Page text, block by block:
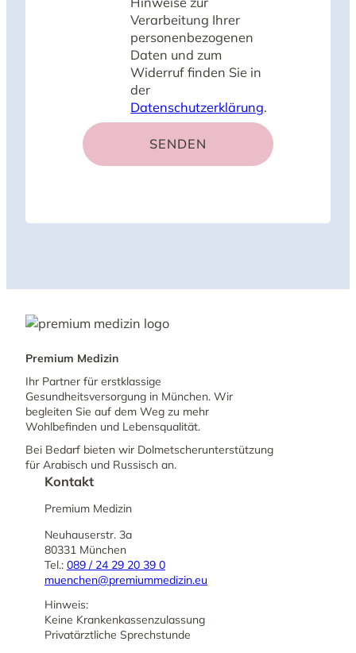
Verarbeitung Ihrer
personenbezogenen
Daten und zum
Widerruf finden Sie in
der
Datenschutzerklärung.
SENDEN
Premium Medizin
Ihr Partner für erstklassige
Gesundheitsversorgung in München. Wir
begleiten Sie auf dem Weg zu mehr
Wohlbefinden und Lebensqualität.
Bei Bedarf bieten wir Dolmetscherunterstützung
für Arabisch und Russisch an.
Kontakt
Premium Medizin
Neuhauserstr. 3a
80331 München
Tel.: 089 / 24 29 20 39 0
muenchen@premiummedizin.eu
Hinweis:
Keine Krankenkassenzulassung
Privatärztliche Sprechstunde